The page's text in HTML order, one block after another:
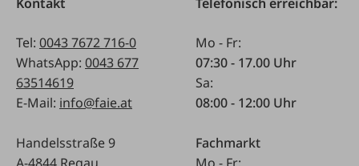
Tel: 0043 7672 716-0
WhatsApp: 0043 677
63514619
E-Mail: info@faie.at
Handelsstraße 9
Mo - Fr:
07:30 - 17.00 Uhr
Sa:
08:00 - 12:00 Uhr
Fachmarkt